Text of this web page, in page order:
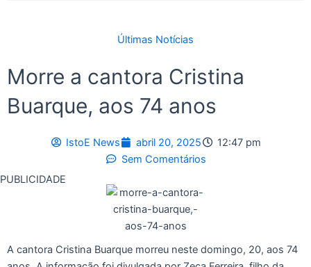
Últimas Notícias
Morre a cantora Cristina
Buarque, aos 74 anos
IstoE News abril 20, 2025
12:47 pm
Sem Comentários
PUBLICIDADE
A cantora Cristina Buarque morreu neste domingo, 20, aos 74